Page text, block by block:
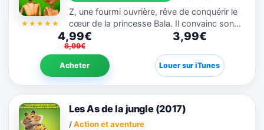
Z, une fourmi ouvrière, rêve de conquérir le
cœur de la princesse Bala. Il convainc son
ami soldat de changer de place avec lui.
Jadis ouvrier insignifiant, Z va peut-être
devenir un grand...
4,99€
8,99€
Acheter
3,99€
Louer sur iTunes
Les As de la jungle (2017)
/Action et aventure